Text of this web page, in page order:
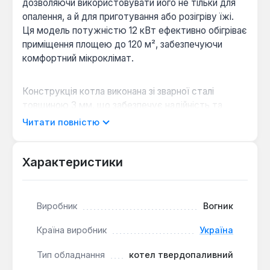
дозволяючи використовувати його не тільки для
опалення, а й для приготування або розігріву їжі.
Ця модель потужністю 12 кВт ефективно обігріває
приміщення площею до 120 м², забезпечуючи
комфортний мікроклімат.
Конструкція котла виконана зі зварної сталі
товщиною 3 мм, що забезпечує надійність та
довговічність експлуатації. Для спалювання палива
ефективному горінню. Котел розрахований на
робить його універсальним рішенням для опалення.
закриті системи опалення, при цьому для закритих
запобіжного клапана для безпечної роботи.
Читати повністю
Характеристики
Виробник Вогник
Країна виробник Україна
Тип обладнання котел твердопаливний